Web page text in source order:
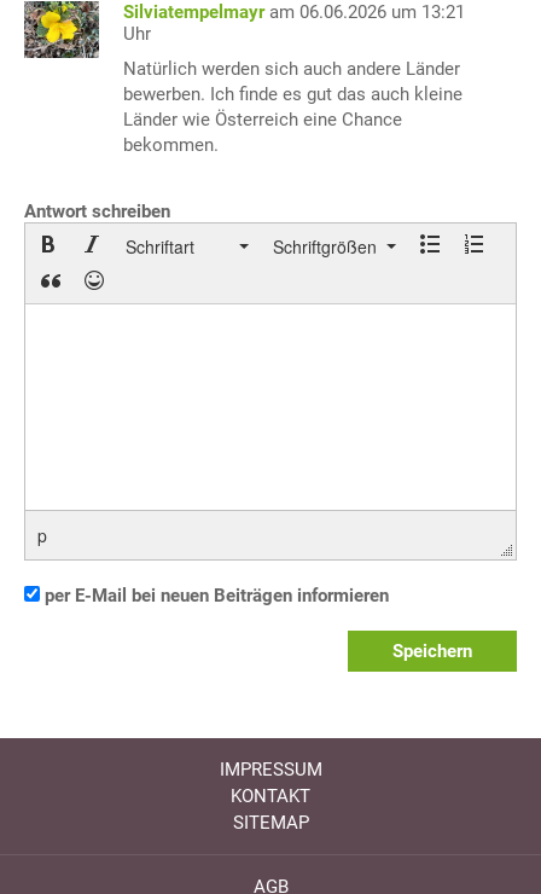
Silviatempelmayr am 06.06.2026 um 13:21
Uhr
Natürlich werden sich auch andere Länder
bewerben. Ich finde es gut das auch kleine
Länder wie Österreich eine Chance
bekommen.
Antwort schreiben
Schriftart Schriftgrößen
p
per E-Mail bei neuen Beiträgen informieren
Speichern
IMPRESSUM
KONTAKT
SITEMAP
AGB